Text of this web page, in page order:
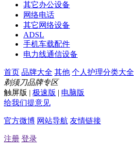
其它办公设备
网络电话
其它网络设备
ADSL
手机车载配件
电力线通信设备
首页 品牌大全 其他 个人护理分类大全
剃须刀品牌专区
触屏版 | 极速版 | 电脑版
给我们提意见
官方微博 网站导航 友情链接
注册 登录